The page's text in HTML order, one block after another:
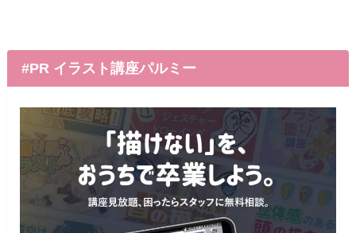
#PR イラスト講座パルミー